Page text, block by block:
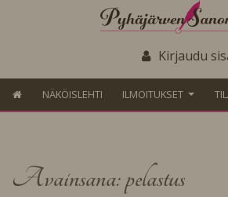
Kirjaudu
NÄKÖISLEHTI ILMOITUKSET
Avainsana: pelastus